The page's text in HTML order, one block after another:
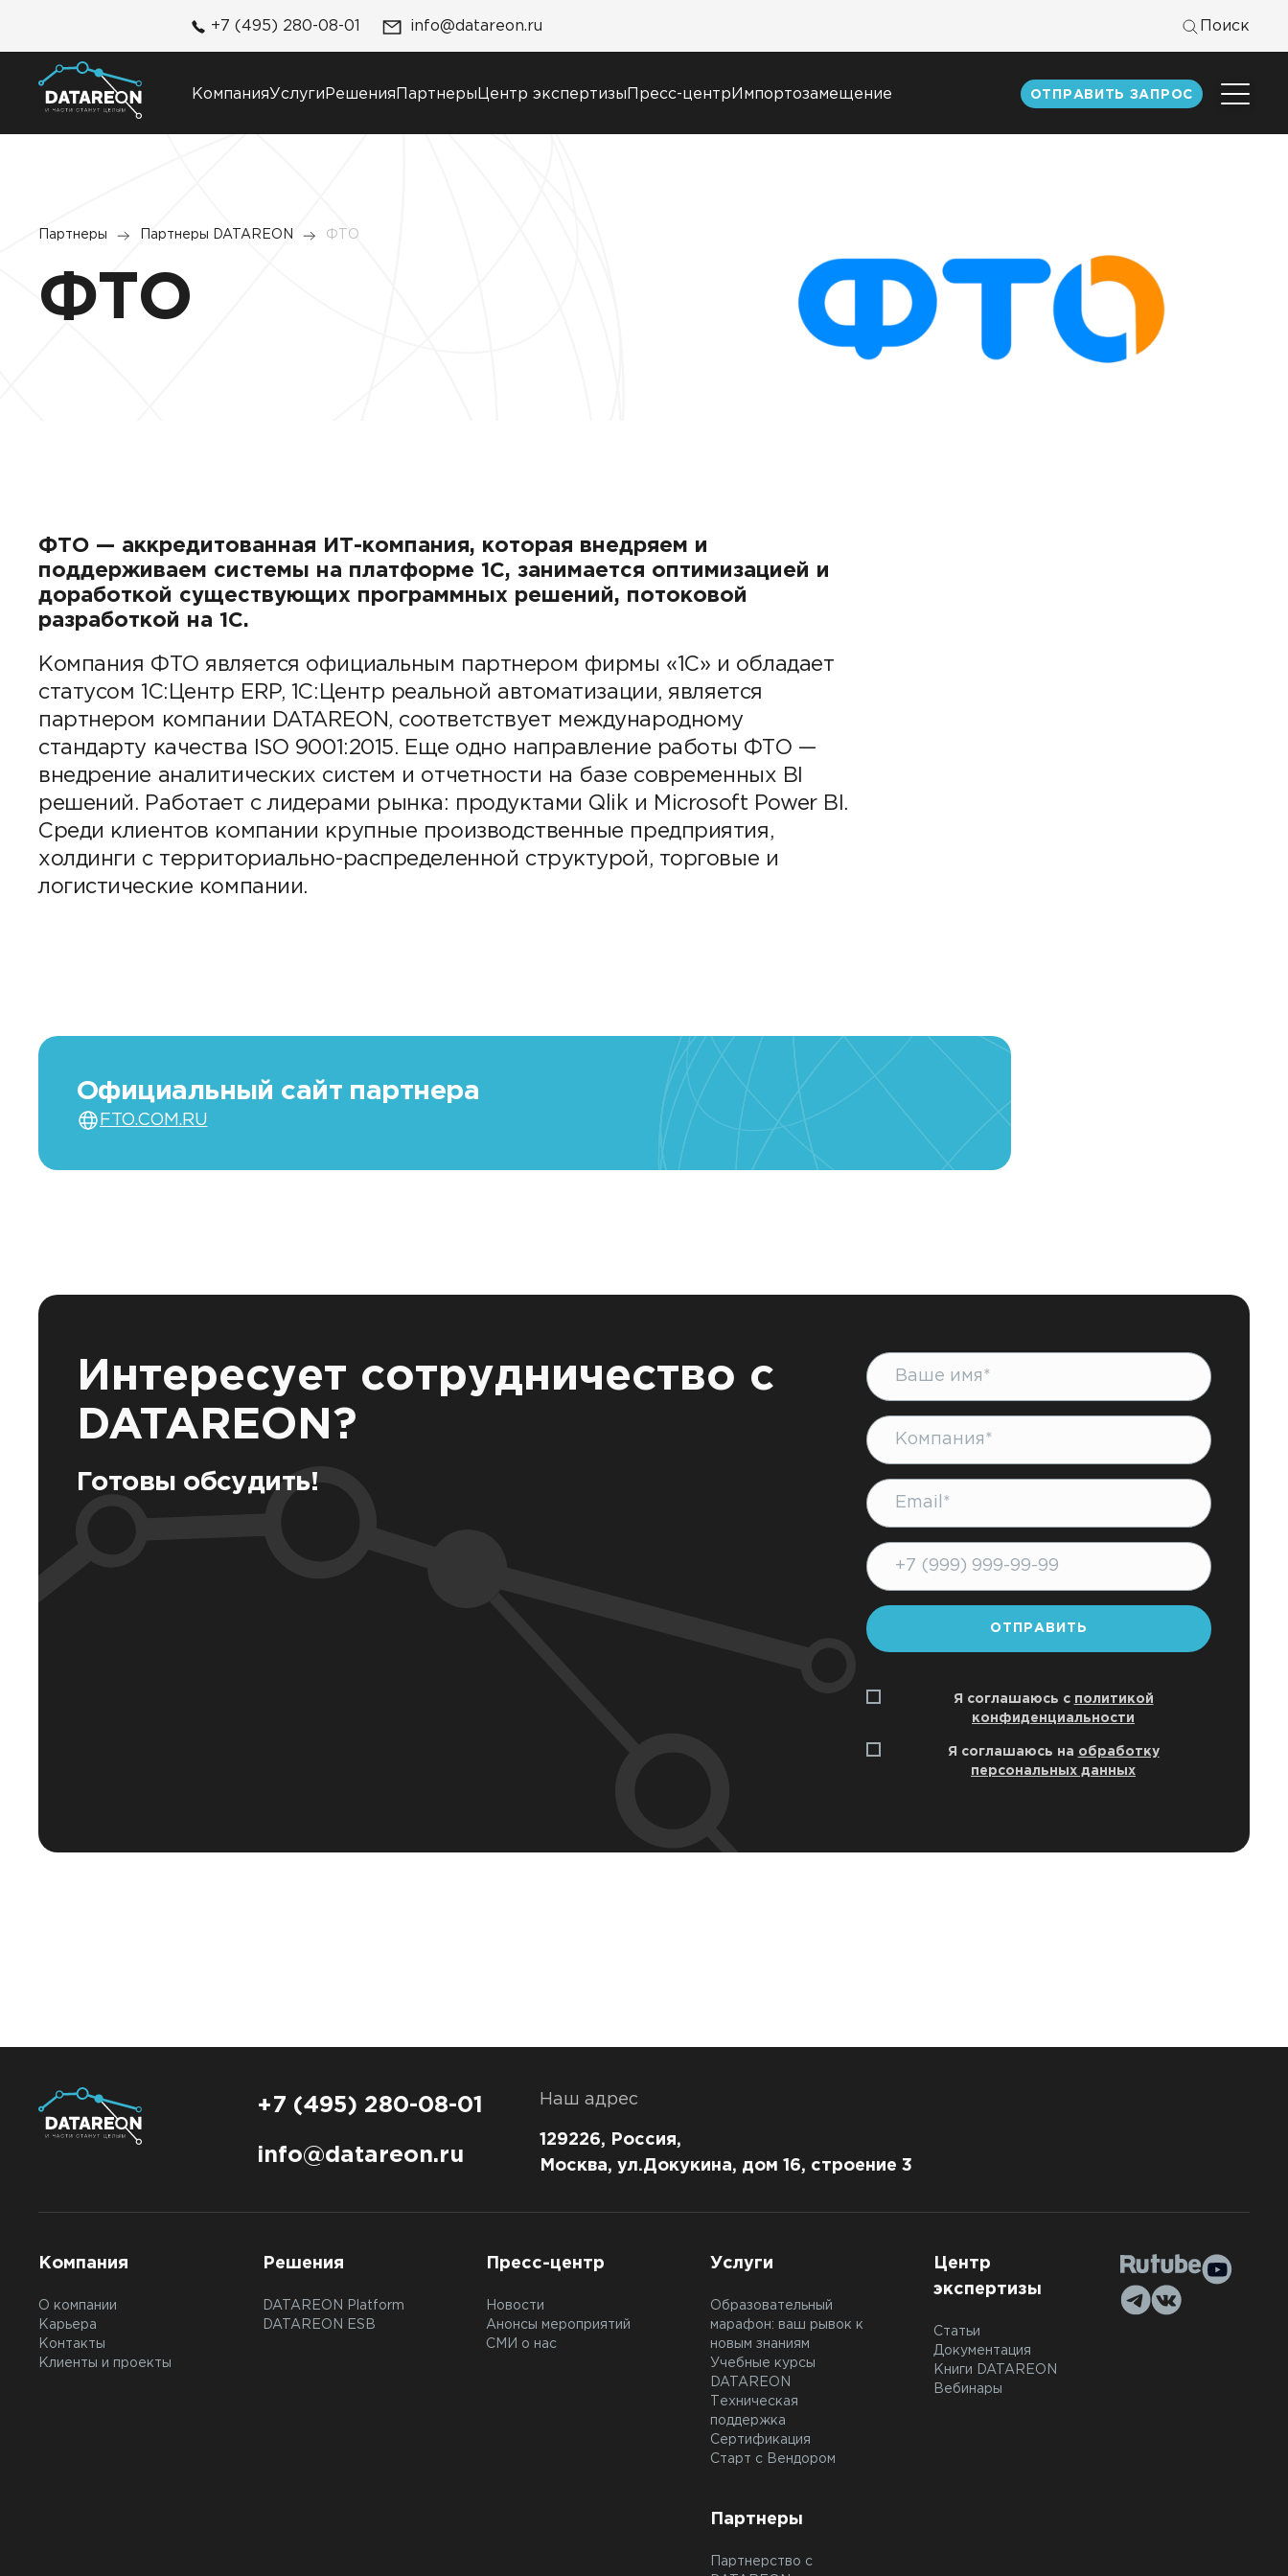
+7 (495) 280-08-01 info@datareon.ru Поиск
КомпанияУслуги Решения Партнеры Центр экспертизы Пресс-центр Импортозамещение ОТПРАВИТЬ ЗАПРОС
О компании
Клиенты и проекты
DATAREON Platform
Учебные курсы
Документация
Книги DATAREON
Вебинары
Партнеры Партнеры DATAREON ФТО
ФТО
ФТО — аккредитованная ИТ-компания, которая внедряем и
поддерживаем системы на платформе 1С, занимается оптимизацией и
доработкой существующих программных решений, потоковой
разработкой на 1С.
Компания ФТО является официальным партнером фирмы «1С» и обладает
статусом 1C:Центр ERP, 1С:Центр реальной автоматизации, является
партнером компании DATAREON, соответствует международному
стандарту качества ISO 9001:2015. Еще одно направление работы ФТО —
внедрение аналитических систем и отчетности на базе современных BI
решений. Работает с лидерами рынка: продуктами Qlik и Microsoft Power BI.
Среди клиентов компании крупные производственные предприятия,
холдинги с территориально-распределенной структурой, торговые и
логистические компании.
Официальный сайт партнера
FTO.COM.RU
Интересует сотрудничество с
DATAREON?
Готовы обсудить!
Имя
Компания
Почта
Телефон
ОТПРАВИТЬ
Я соглашаюсь с политикой
конфиденциальности
Я соглашаюсь на обработку
персональных данных
Форма успешно
отправлена!
+7 (495) 280-08-01
info@datareon.ru
Наш адрес
129226, Россия,
Москва, ул.Докукина, дом 16, строение 3
Компания
О компании
Карьера
Контакты
Клиенты и проекты
Решения
DATAREON Platform
DATAREON ESB
Пресс-центр
Новости
Анонсы мероприятий
СМИ о нас
Услуги
Образовательный
марафон: ваш рывок к
новым знаниям
Учебные курсы
DATAREON
Техническая
поддержка
Сертификация
Старт с Вендором
Партнеры
Партнерство с
Центр
экспертизы
Статьи
Документация
Книги DATAREON
Вебинары